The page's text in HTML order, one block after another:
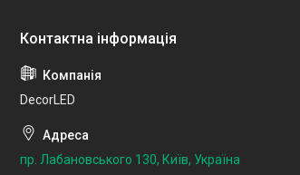
DecorLED
пр. Лабановського 130, Київ, Україна